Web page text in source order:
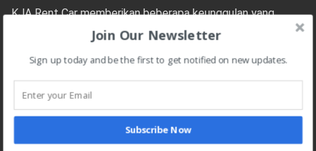
KJA Rent Car memberikan beberapa keunggulan yang
membuatnya menjadi pilihan yang tepat:
Armada Terbaru
Menyediakan armada terbaru dengan perawatan berkala
untuk memastikan kenyamanan dan keamanan selama
Join Our Newsletter
Sign up today and be the first to get notified on new updates.
Subscribe Now